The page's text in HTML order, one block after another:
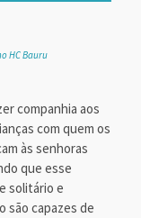
HC Bauru
companhia aos
com quem os
às senhoras
que esse
solitário e
são capazes de